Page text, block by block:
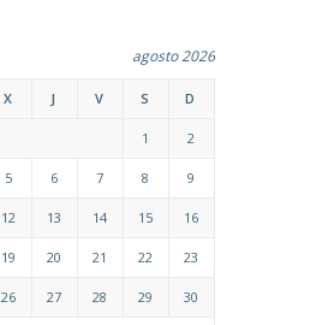
agosto 2026
X J V S D
1 2
5 6 7 8 9
12 13 14 15 16
19 20 21 22 23
26 27 28 29 30